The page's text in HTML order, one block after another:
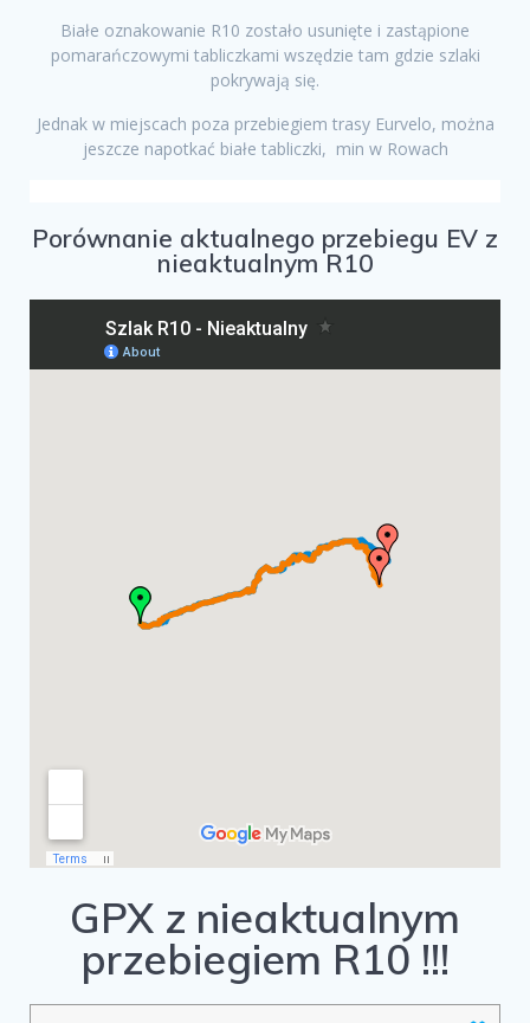
Białe oznakowanie R10 zostało usunięte i zastąpione
pomarańczowymi tabliczkami wszędzie tam gdzie szlaki
pokrywają się.
Jednak w miejscach poza przebiegiem trasy Eurvelo, można
jeszcze napotkać białe tabliczki, min w Rowach
Porównanie aktualnego przebiegu EV z
nieaktualnym R10
GPX z nieaktualnym
przebiegiem R10 !!!